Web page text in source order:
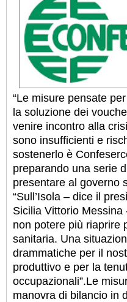
“Le misure pensate
la soluzione dei
venire incontro alla
sono insufficienti e
sostenerlo è
preparando una serie
presentare al governo
“Sull’Isola – dice il
Sicilia Vittorio Messina
non potere più riaprire
sanitaria. Una
drammatiche per il
produttivo e per la
occupazionali”.Le
manovra di bilancio in